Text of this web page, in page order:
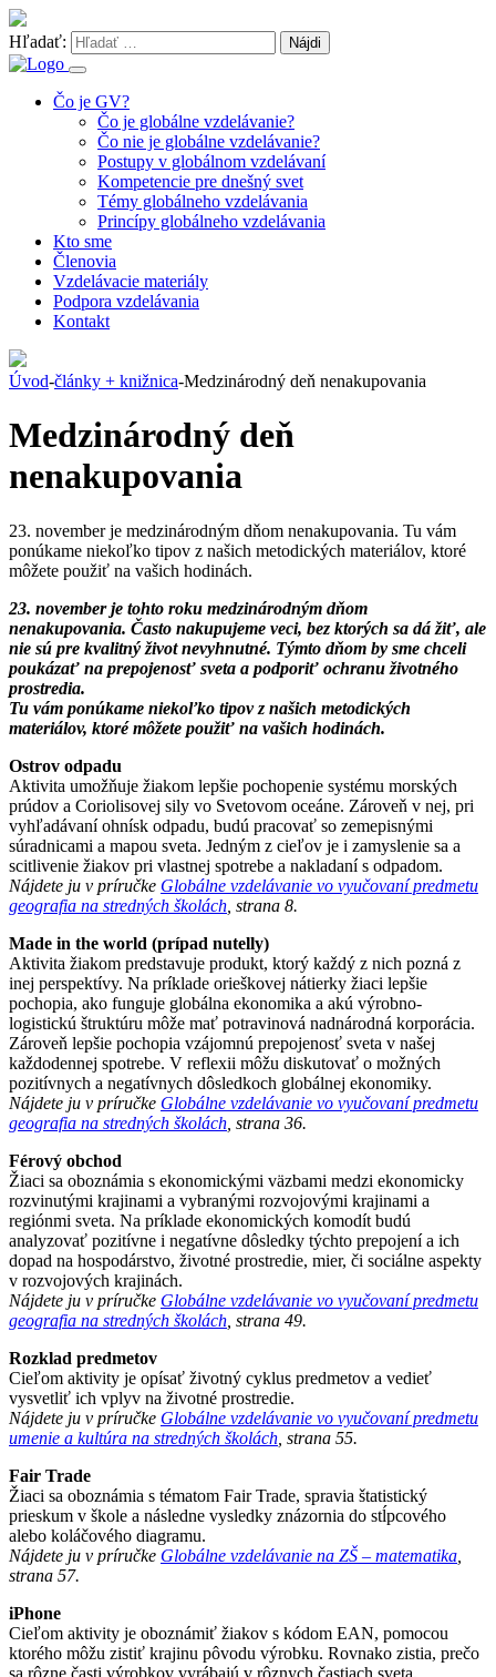
Hľadať:
Čo je GV?
Čo je globálne vzdelávanie?
Čo nie je globálne vzdelávanie?
Postupy v globálnom vzdelávaní
Kompetencie pre dnešný svet
Témy globálneho vzdelávania
Princípy globálneho vzdelávania
Kto sme
Členovia
Vzdelávacie materiály
Podpora vzdelávania
Kontakt
Úvod-články + knižnica-Medzinárodný deň nenakupovania
Medzinárodný deň
nenakupovania
23. november je medzinárodným dňom nenakupovania. Tu vám
ponúkame niekoľko tipov z našich metodických materiálov, ktoré
môžete použiť na vašich hodinách.
23. november je tohto roku medzinárodným dňom
nenakupovania. Často nakupujeme veci, bez ktorých sa dá žiť, ale
nie sú pre kvalitný život nevyhnutné. Týmto dňom by sme chceli
poukázať na prepojenosť sveta a podporiť ochranu životného
prostredia.
Tu vám ponúkame niekoľko tipov z našich metodických
materiálov, ktoré môžete použiť na vašich hodinách.
Ostrov odpadu
Aktivita umožňuje žiakom lepšie pochopenie systému morských
prúdov a Coriolisovej sily vo Svetovom oceáne. Zároveň v nej, pri
vyhľadávaní ohnísk odpadu, budú pracovať so zemepisnými
súradnicami a mapou sveta. Jedným z cieľov je i zamyslenie sa a
scitlivenie žiakov pri vlastnej spotrebe a nakladaní s odpadom.
Nájdete ju v príručke Globálne vzdelávanie vo vyučovaní predmetu
geografia na stredných školách , strana 8.
Made in the world (prípad nutelly)
Aktivita žiakom predstavuje produkt, ktorý každý z nich pozná z
inej perspektívy. Na príklade orieškovej nátierky žiaci lepšie
pochopia, ako funguje globálna ekonomika a akú výrobno-
logistickú štruktúru môže mať potravinová nadnárodná korporácia.
Zároveň lepšie pochopia vzájomnú prepojenosť sveta v našej
každodennej spotrebe. V reflexii môžu diskutovať o možných
pozitívnych a negatívnych dôsledkoch globálnej ekonomiky.
Nájdete ju v príručke Globálne vzdelávanie vo vyučovaní predmetu
geografia na stredných školách , strana 36.
Férový obchod
Žiaci sa oboznámia s ekonomickými väzbami medzi ekonomicky
rozvinutými krajinami a vybranými rozvojovými krajinami a
regiónmi sveta. Na príklade ekonomických komodít budú
analyzovať pozitívne i negatívne dôsledky týchto prepojení a ich
dopad na hospodárstvo, životné prostredie, mier, či sociálne aspekty
v rozvojových krajinách.
Nájdete ju v príručke Globálne vzdelávanie vo vyučovaní predmetu
geografia na stredných školách , strana 49.
Rozklad predmetov
Cieľom aktivity je opísať životný cyklus predmetov a vedieť
vysvetliť ich vplyv na životné prostredie.
Nájdete ju v príručke Globálne vzdelávanie vo vyučovaní predmetu
umenie a kultúra na stredných školách , strana 55.
Fair Trade
Žiaci sa oboznámia s tématom Fair Trade, spravia štatistický
prieskum v škole a následne vysledky znázornia do stĺpcového
alebo koláčového diagramu.
Nájdete ju v príručke Globálne vzdelávanie na ZŠ – matematika
strana 57.
iPhone
Cieľom aktivity je oboznámiť žiakov s kódom EAN, pomocou
ktorého môžu zistiť krajinu pôvodu výrobku. Rovnako zistia, prečo
sa rôzne časti výrobkov vyrábajú v rôznych častiach sveta.